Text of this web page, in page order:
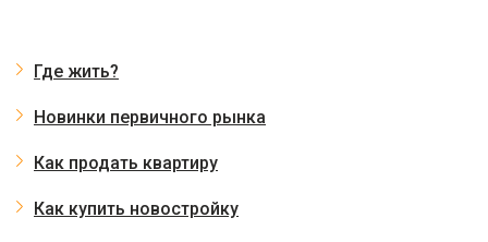
Где жить?
Новинки первичного рынка
Как продать квартиру
Как купить новостройку